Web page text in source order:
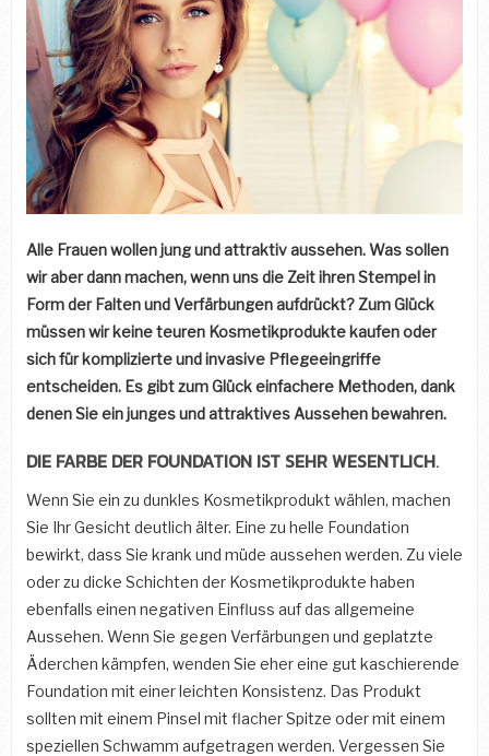
Alle Frauen wollen jung und attraktiv aussehen. Was sollen
wir aber dann machen, wenn uns die Zeit ihren Stempel in
Form der Falten und Verfärbungen aufdrückt? Zum Glück
müssen wir keine teuren Kosmetikprodukte kaufen oder
sich für komplizierte und invasive Pflegeeingriffe
entscheiden. Es gibt zum Glück einfachere Methoden, dank
denen Sie ein junges und attraktives Aussehen bewahren.
DIE FARBE DER FOUNDATION IST SEHR WESENTLICH.
Wenn Sie ein zu dunkles Kosmetikprodukt wählen, machen
Sie Ihr Gesicht deutlich älter. Eine zu helle Foundation
bewirkt, dass Sie krank und müde aussehen werden. Zu viele
oder zu dicke Schichten der Kosmetikprodukte haben
ebenfalls einen negativen Einfluss auf das allgemeine
Aussehen. Wenn Sie gegen Verfärbungen und geplatzte
Äderchen kämpfen, wenden Sie eher eine gut kaschierende
Foundation mit einer leichten Konsistenz. Das Produkt
sollten mit einem Pinsel mit flacher Spitze oder mit einem
speziellen Schwamm aufgetragen werden. Vergessen Sie